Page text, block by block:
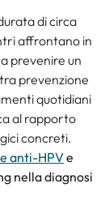
di circa
affrontano in
prevenire un
prevenzione
quotidiani
al rapporto
concreti.
anti-HPVe
nella diagnosi